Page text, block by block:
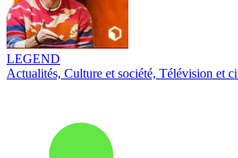
LEGEND
Actualités, Culture et société, Télévision et